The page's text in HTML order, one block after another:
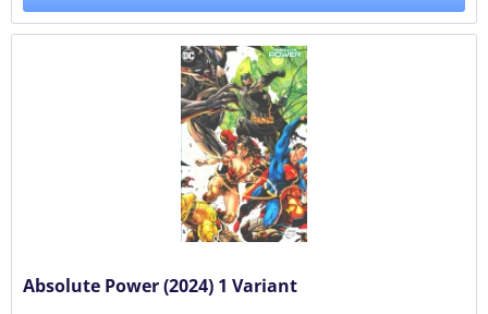
Absolute Power (2024) 1 Variant